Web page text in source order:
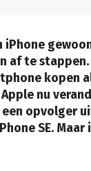
iPhone
af te
kopen
nu
opvolger
SE. Maar